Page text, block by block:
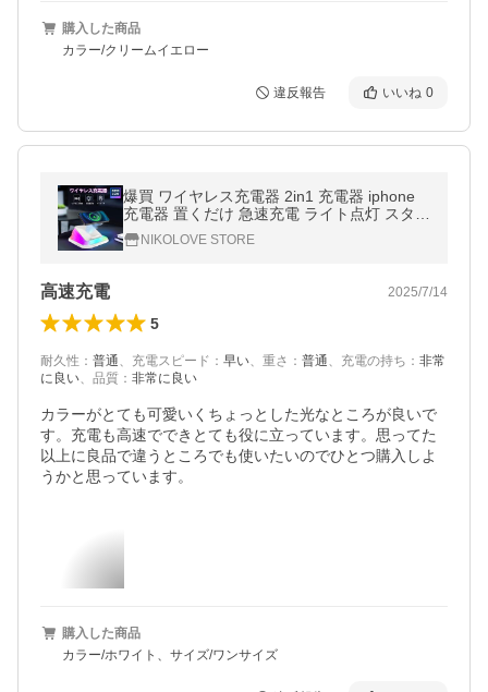
購入した商品
カラー/クリームイエロー
違反報告 いいね 0
爆買 ワイヤレス充電器 2in1 充電器 iphone
充電器 置くだけ 急速充電 ライト点灯 スタン
ド 折り畳み式 コンパクト 旅行 卒業旅行
NIKOLOVE STORE
高速充電 2025/7/14
5
耐久性 ： 普通、 充電スピード ： 早い、 重さ ： 普通、 充電の持ち ： 非常
に良い、 品質 ： 非常に良い
カラーがとても可愛いくちょっとした光なところが良いで
す。充電も高速でできとても役に立っています。思ってた
以上に良品で違うところでも使いたいのでひとつ購入しよ
うかと思っています。
購入した商品
カラー/ホワイト、サイズ/ワンサイズ